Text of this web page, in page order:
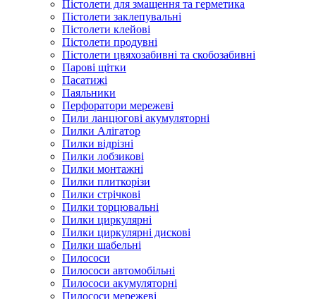
Пістолети для змащення та герметика
Пістолети заклепувальні
Пістолети клейові
Пістолети продувні
Пістолети цвяхозабивні та скобозабивні
Парові щітки
Пасатижі
Паяльники
Перфоратори мережеві
Пили ланцюгові акумуляторні
Пилки Алігатор
Пилки відрізні
Пилки лобзикові
Пилки монтажні
Пилки плиткорізи
Пилки стрічкові
Пилки торцювальні
Пилки циркулярні
Пилки циркулярні дискові
Пилки шабельні
Пилососи
Пилососи автомобільні
Пилососи акумуляторні
Пилососи мережеві